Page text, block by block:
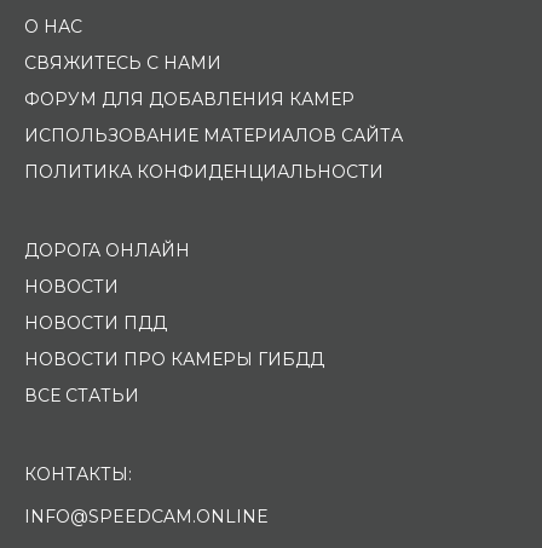
О НАС
СВЯЖИТЕСЬ С НАМИ
ФОРУМ ДЛЯ ДОБАВЛЕНИЯ КАМЕР
ИСПОЛЬЗОВАНИЕ МАТЕРИАЛОВ САЙТА
ПОЛИТИКА КОНФИДЕНЦИАЛЬНОСТИ
ДОРОГА ОНЛАЙН
НОВОСТИ
НОВОСТИ ПДД
НОВОСТИ ПРО КАМЕРЫ ГИБДД
ВСЕ СТАТЬИ
КОНТАКТЫ:
INFO@SPEEDCAM.ONLINE